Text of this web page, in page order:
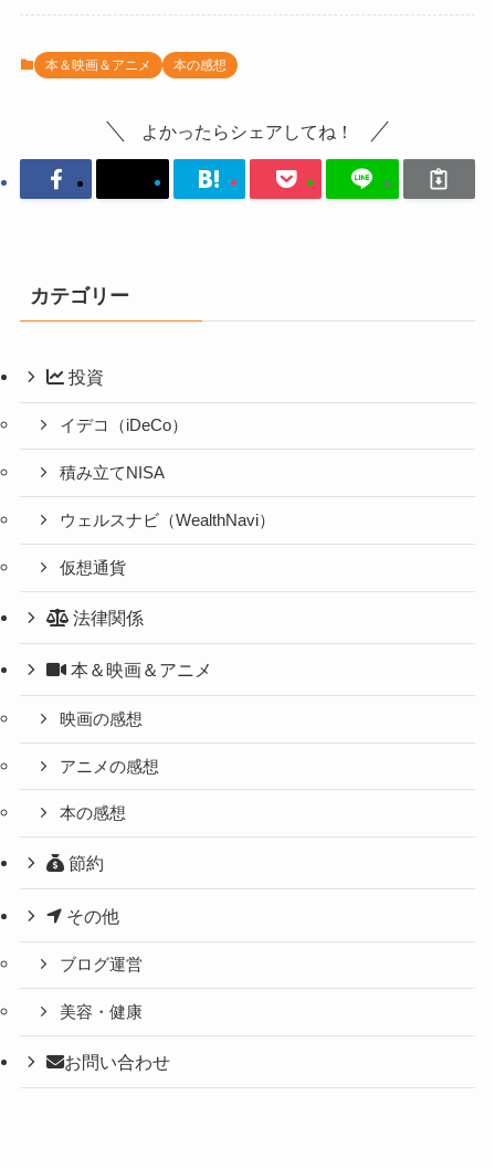
本＆映画＆アニメ 本の感想
よかったらシェアしてね！
カテゴリー
投資
イデコ（iDeCo）
積み立てNISA
ウェルスナビ（WealthNavi）
仮想通貨
法律関係
本＆映画＆アニメ
映画の感想
アニメの感想
本の感想
節約
その他
ブログ運営
美容・健康
お問い合わせ